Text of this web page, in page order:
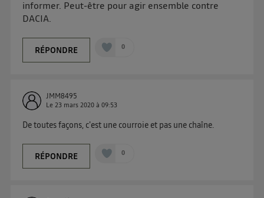
informer. Peut-être pour agir ensemble contre
DACIA.
RÉPONDRE 0
JMM8495
Le23 mars 2020 à09:53
De toutes façons, c'est une courroie et pas une chaîne.
RÉPONDRE 0
« gérer Utiq » en bas de ce site. Pour plus
d'informations, veuillez consulter
d'information sur les données personnelles